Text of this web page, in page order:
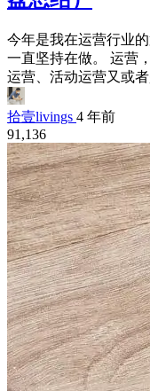
今年是我在运营行业
一直坚持在做。 运营
运营、活动运营又或
拾壹livings 4 年前
91,136